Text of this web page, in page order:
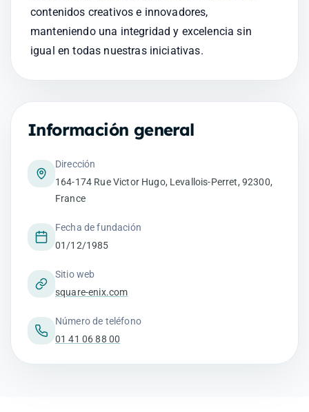
contenidos creativos e innovadores,
manteniendo una integridad y excelencia sin
igual en todas nuestras iniciativas.
Información general
Dirección
164-174 Rue Victor Hugo, Levallois-Perret, 92300,
France
Fecha de fundación
01/12/1985
Sitio web
square-enix.com
Número de teléfono
01 41 06 88 00